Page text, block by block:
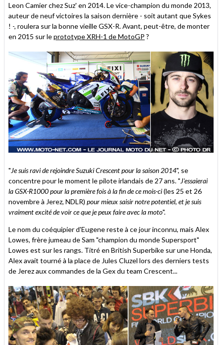
Leon Camier chez Suz' en 2014. Le vice-champion du monde 2013,
auteur de neuf victoires la saison dernière - soit autant que Sykes
! -, roulera sur la bonne vieille GSX-R. Avant, peut-être, de monter
en 2015 sur leprototype XRH-1 de MotoGP ?
"Je suis ravi de rejoindre Suzuki Crescent pour la saison 2014", se
concentre pour le moment le pilote irlandais de 27 ans. "J'essaierai
la GSX-R1000 pour la première fois à la fin de ce mois-ci(les 25 et 26
novembre à Jerez, NDLR) pour mieux saisir notre potentiel, et je suis
vraiment excité de voir ce que je peux faire avec la moto".
Le nom du coéquipier d'Eugene reste à ce jour inconnu, mais Alex
Lowes, frère jumeau de Sam "champion du monde Supersport"
Lowes est sur les rangs. Titré en British Superbike sur une Honda,
Alex avait tourné à la place de Jules Cluzel lors des derniers tests
de Jerez aux commandes de la Gex du team Crescent...